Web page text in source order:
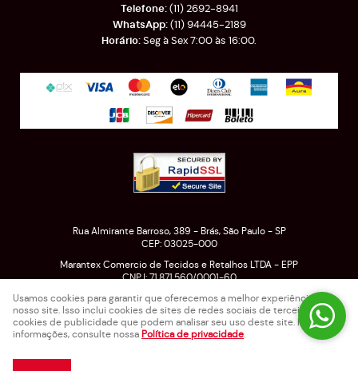
(11)2692-8941
(11)94445-2189
Seg à Sex 7:00 às 16:00.
Rua Almirante Barroso, 389 - Brás, São Paulo- SP
CEP: 03025-000
Marantex Comercio de Tecidos e Retalhos LTDA - EPP
CNPJ: 71.871.560/0001-60
LOJA VIRTUAL CRIADA POR
Usamos cookies para garantir que oferecemos a melhor experiência em
nosso site. Isso inclui cookies de sites de redes sociais de terceiros e
cookies de publicidade que podem analisar seu uso deste site. Para mais
informações, consulte nossa Política de privacidade.